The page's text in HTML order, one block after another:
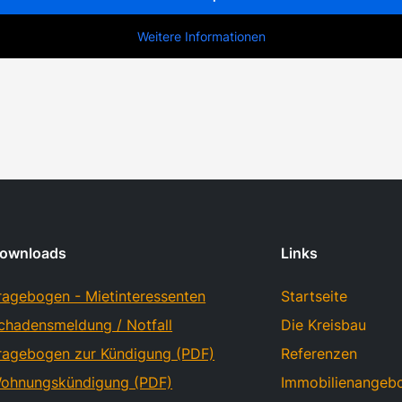
Weitere Informationen
- Mietinteressenten
/ Notfall
zur Kündigung (PDF)
(PDF)
Links
Startseite
Die Kreisbau
Referenzen